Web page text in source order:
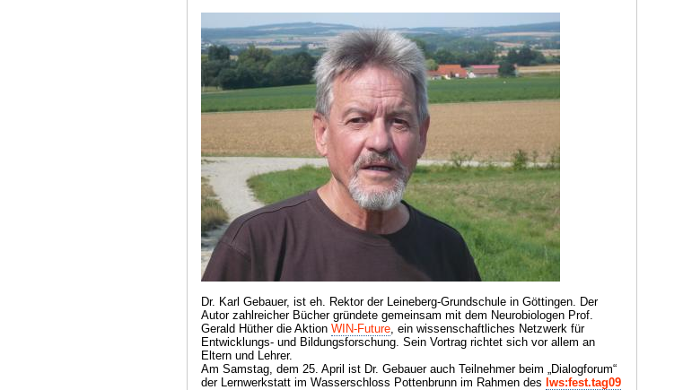
Dr. Karl Gebauer, ist eh. Rektor der Leineberg-Grundschule in Göttingen. Der
Autor zahlreicher Bücher gründete gemeinsam mit dem Neurobiologen Prof.
Gerald Hüther die Aktion WIN-Future, ein wissenschaftliches Netzwerk für
Entwicklungs- und Bildungsforschung. Sein Vortrag richtet sich vor allem an
Eltern und Lehrer.
Am Samstag, dem 25. April ist Dr. Gebauer auch Teilnehmer beim „Dialogforum“
der Lernwerkstatt im Wasserschloss Pottenbrunn im Rahmen des lws:fest.tag09